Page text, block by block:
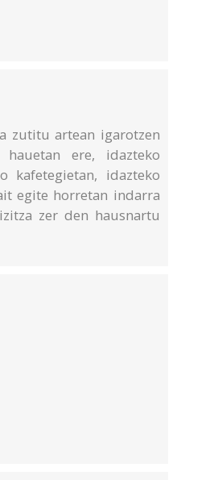
zutitu artean igarotzen
ere, idazteko
kafetegietan, idazteko
egite horretan indarra
zer den hausnartu